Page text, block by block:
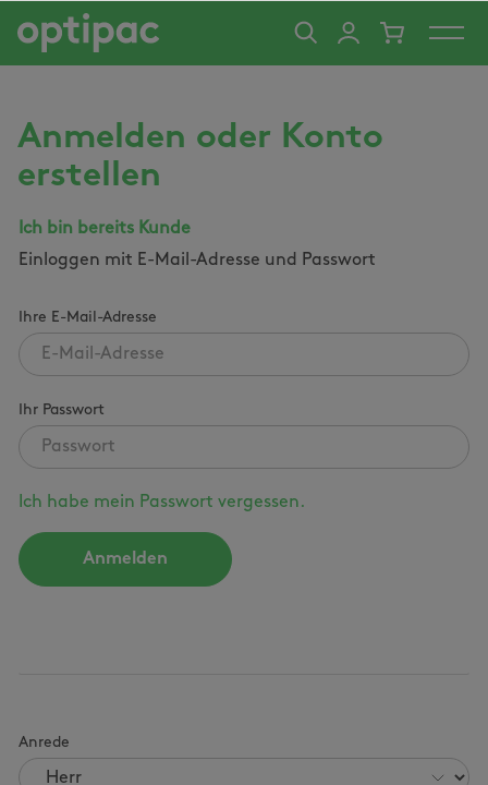
springen
Anmelden oder Konto
erstellen
Ich bin bereits Kunde
Einloggen mit E-Mail-Adresse und Passwort
Ihre E-Mail-Adresse
Ihr Passwort
Ich habe mein Passwort vergessen.
Anmelden
Persönliche Informationen
Anrede